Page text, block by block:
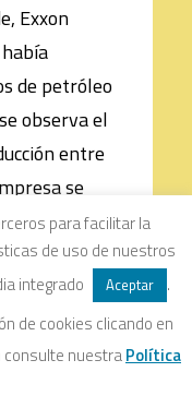
Exxon
de petróleo
observa el
entre
se
del
y el
con
32 del
que el
para facilitar la
de uso de nuestros
integrado
Aceptar
.
de cookies clicando en
consulte nuestraPolítica